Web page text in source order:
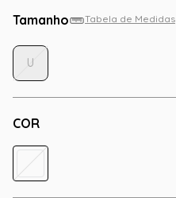
Tamanho Tabela de Medidas
COR
U